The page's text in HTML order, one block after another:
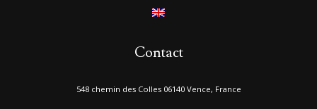
Contact
548 chemin des Colles 06140 Vence, France